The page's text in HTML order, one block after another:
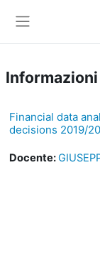
Financial data
decisions 2019/
Docente: